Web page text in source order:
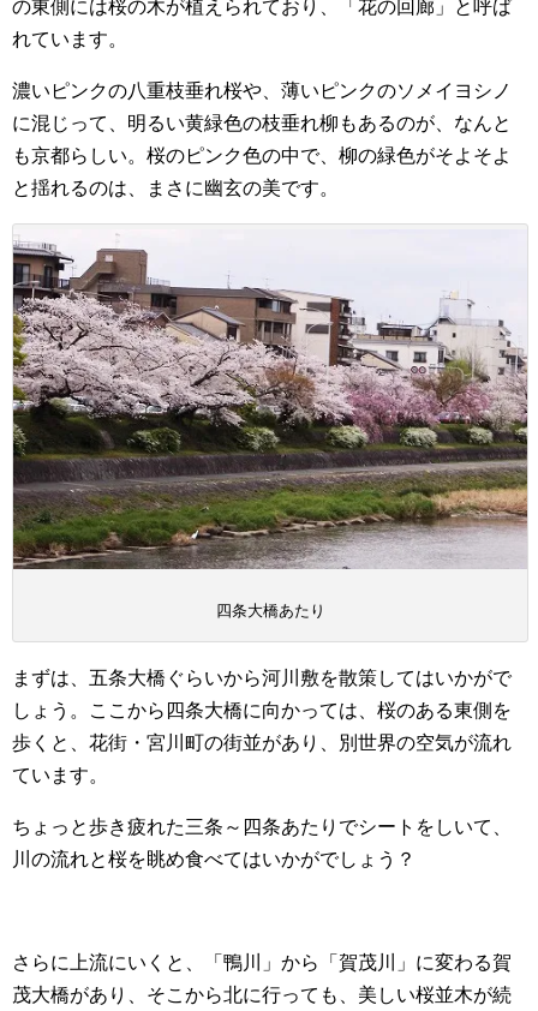
の東側には桜の木が植えられており、「花の回廊」と呼ば
れています。
濃いピンクの八重枝垂れ桜や、薄いピンクのソメイヨシノ
に混じって、明るい黄緑色の枝垂れ柳もあるのが、なんと
も京都らしい。桜のピンク色の中で、柳の緑色がそよそよ
と揺れるのは、まさに幽玄の美です。
四条大橋あたり
まずは、五条大橋ぐらいから河川敷を散策してはいかがで
しょう。ここから四条大橋に向かっては、桜のある東側を
歩くと、花街・宮川町の街並があり、別世界の空気が流れ
ています。
ちょっと歩き疲れた三条～四条あたりでシートをしいて、
川の流れと桜を眺め食べてはいかがでしょう？
さらに上流にいくと、「鴨川」から「賀茂川」に変わる賀
茂大橋があり、そこから北に行っても、美しい桜並木が続